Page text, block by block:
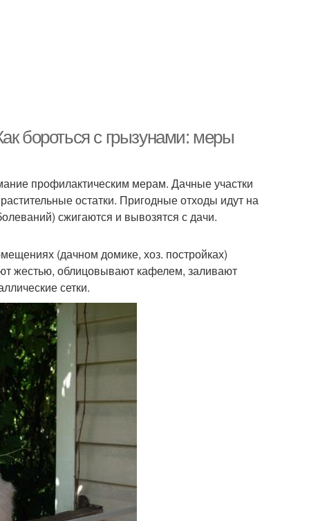
бороться с грызунами: меры
профилактическим мерам. Дачные участки
остатки. Пригодные отходы идут на
сжигаются и вывозятся с дачи.
(дачном домике, хоз. постройках)
жестью, облицовывают кафелем, заливают
сетки.